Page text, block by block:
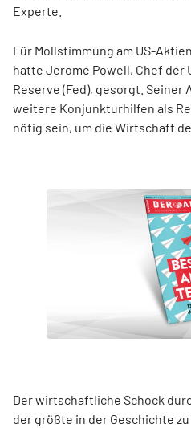
Experte.
Für Mollstimmung am US-
hatte Jerome Powell, Chef der
Reserve (Fed), gesorgt. Seiner
weitere Konjunkturhilfen als
nötig sein, um die Wirtschaft
Der wirtschaftliche Schock
der größte in der Geschichte